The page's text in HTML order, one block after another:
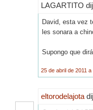
LAGARTITO
David, esta vez
les sonara a
Supongo que
25 de abril de 2011
eltorodelajota